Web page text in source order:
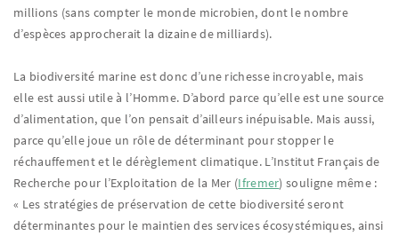
millions (sans compter le monde microbien, dont le nombre
d’espèces approcherait la dizaine de milliards).
La biodiversité marine est donc d’une richesse incroyable, mais
elle est aussi utile à l’Homme. D’abord parce qu’elle est une source
d’alimentation, que l’on pensait d’ailleurs inépuisable. Mais aussi,
parce qu’elle joue un rôle de déterminant pour stopper le
réchauffement et le dérèglement climatique. L’Institut Français de
Recherche pour l’Exploitation de la Mer (Ifremer) souligne même :
« Les stratégies de préservation de cette biodiversité seront
déterminantes pour le maintien des services écosystémiques, ainsi